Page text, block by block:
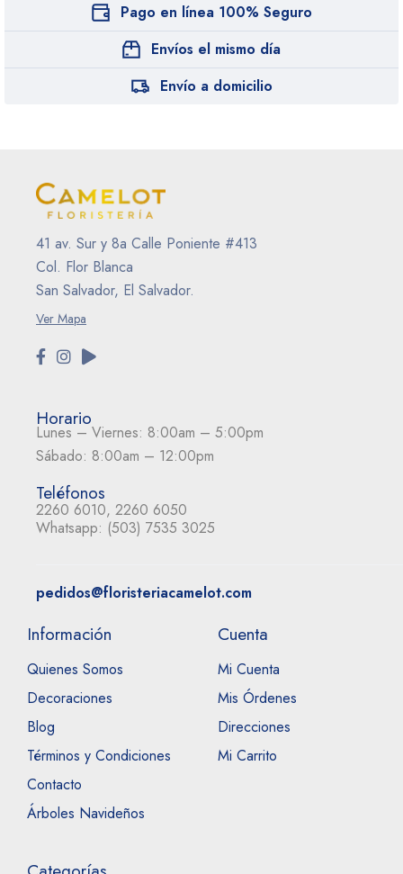
Pago en línea 100% Seguro
Envíos el mismo día
Envío a domicilio
41 av. Sur y 8a Calle Poniente #413
Col. Flor Blanca
San Salvador, El Salvador.
Ver Mapa
Horario
Lunes – Viernes: 8:00am – 5:00pm
Sábado: 8:00am – 12:00pm
Teléfonos
2260 6010, 2260 6050
Whatsapp: (503) 7535 3025
pedidos@floristeriacamelot.com
Información
Quienes Somos
Decoraciones
Blog
Términos y Condiciones
Contacto
Árboles Navideños
Cuenta
Mi Cuenta
Mis Órdenes
Direcciones
Mi Carrito